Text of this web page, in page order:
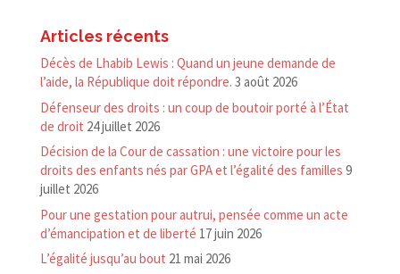
Articles récents
Décès de Lhabib Lewis : Quand un jeune demande de
l’aide, la République doit répondre. 3 août 2026
Défenseur des droits : un coup de boutoir porté à l’État
de droit 24 juillet 2026
Décision de la Cour de cassation : une victoire pour les
droits des enfants nés par GPA et l’égalité des familles 9
juillet 2026
Pour une gestation pour autrui, pensée comme un acte
d’émancipation et de liberté 17 juin 2026
L’égalité jusqu’au bout 21 mai 2026